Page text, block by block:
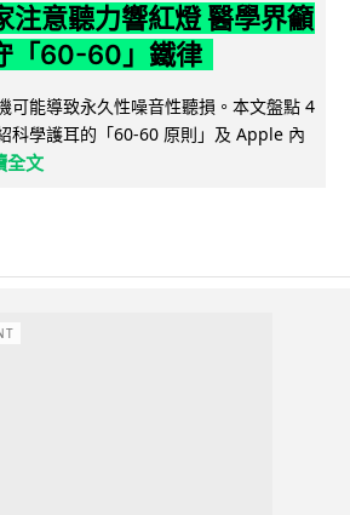
注意聽力響紅燈 醫學界籲
「60-60」鐵律
可能導致永久性噪音性聽損。本文盤點 4
科學護耳的「60-60 原則」及 Apple 內
全文